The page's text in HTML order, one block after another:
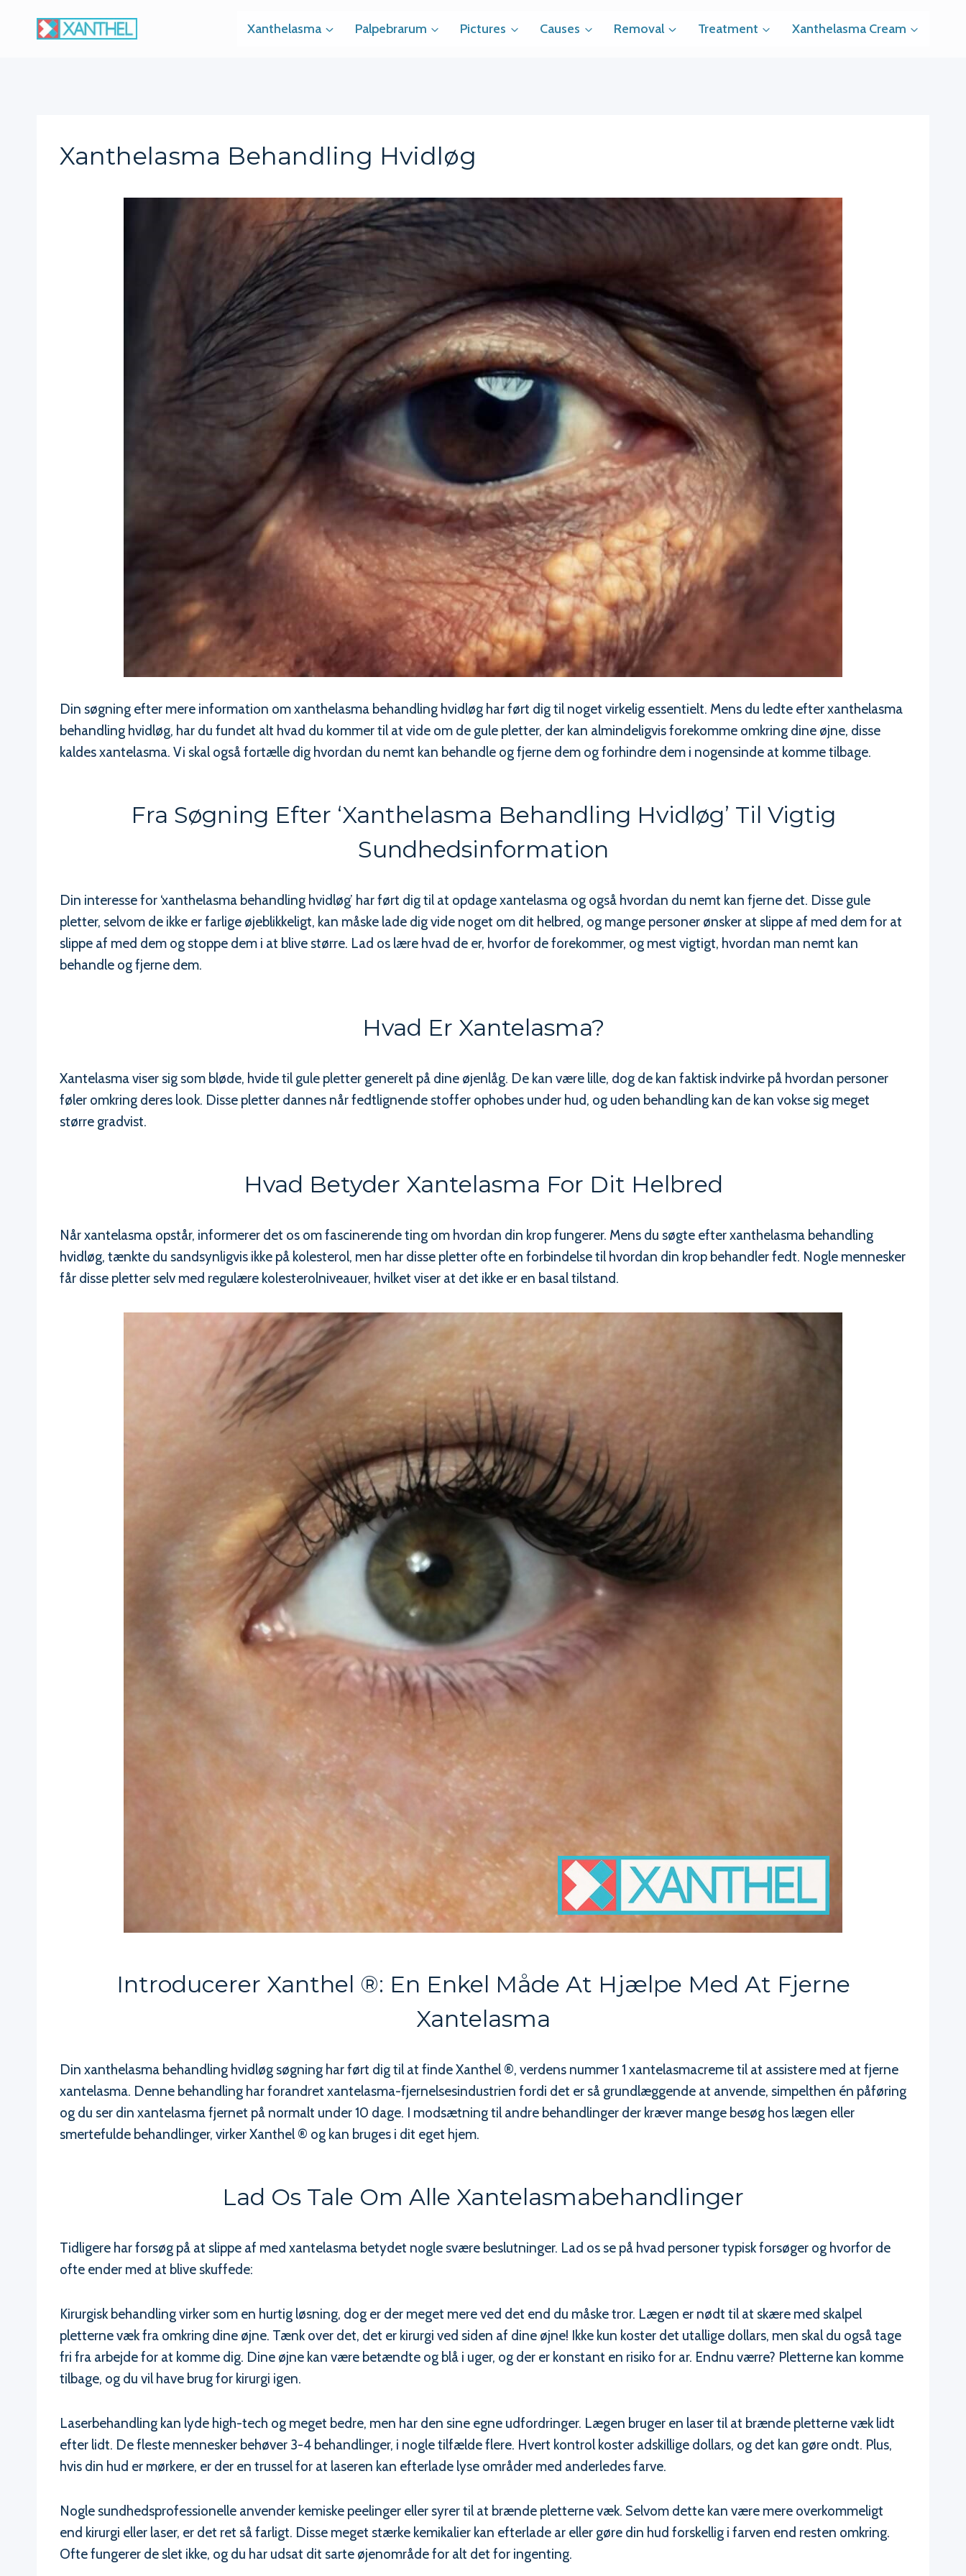
Xanthelasma Palpebrarum Pictures Causes Removal Treatment Xanthelasma Cream
Xanthelasma Behandling Hvidløg
Din søgning efter mere information om xanthelasma behandling hvidløg har ført dig til noget virkelig essentielt. Mens du ledte efter xanthelasma
behandling hvidløg, har du fundet alt hvad du kommer til at vide om de gule pletter, der kan almindeligvis forekomme omkring dine øjne, disse
kaldes xantelasma. Vi skal også fortælle dig hvordan du nemt kan behandle og fjerne dem og forhindre dem i nogensinde at komme tilbage.
Fra Søgning Efter ‘xanthelasma Behandling Hvidløg’ Til Vigtig
Sundhedsinformation
Din interesse for ‘xanthelasma behandling hvidløg’ har ført dig til at opdage xantelasma og også hvordan du nemt kan fjerne det. Disse gule
pletter, selvom de ikke er farlige øjeblikkeligt, kan måske lade dig vide noget om dit helbred, og mange personer ønsker at slippe af med dem for at
slippe af med dem og stoppe dem i at blive større. Lad os lære hvad de er, hvorfor de forekommer, og mest vigtigt, hvordan man nemt kan
behandle og fjerne dem.
Hvad Er Xantelasma?
Xantelasma viser sig som bløde, hvide til gule pletter generelt på dine øjenlåg. De kan være lille, dog de kan faktisk indvirke på hvordan personer
føler omkring deres look. Disse pletter dannes når fedtlignende stoffer ophobes under hud, og uden behandling kan de kan vokse sig meget
større gradvist.
Hvad Betyder Xantelasma For Dit Helbred
Når xantelasma opstår, informerer det os om fascinerende ting om hvordan din krop fungerer. Mens du søgte efter xanthelasma behandling
hvidløg, tænkte du sandsynligvis ikke på kolesterol, men har disse pletter ofte en forbindelse til hvordan din krop behandler fedt. Nogle mennesker
får disse pletter selv med regulære kolesterolniveauer, hvilket viser at det ikke er en basal tilstand.
Introducerer Xanthel ®: En Enkel Måde At Hjælpe Med At Fjerne
Xantelasma
Din xanthelasma behandling hvidløg søgning har ført dig til at finde Xanthel ®, verdens nummer 1 xantelasmacreme til at assistere med at fjerne
xantelasma. Denne behandling har forandret xantelasma-fjernelsesindustrien fordi det er så grundlæggende at anvende, simpelthen én påføring
og du ser din xantelasma fjernet på normalt under 10 dage. I modsætning til andre behandlinger der kræver mange besøg hos lægen eller
smertefulde behandlinger, virker Xanthel ® og kan bruges i dit eget hjem.
Lad Os Tale Om Alle Xantelasmabehandlinger
Tidligere har forsøg på at slippe af med xantelasma betydet nogle svære beslutninger. Lad os se på hvad personer typisk forsøger og hvorfor de
ofte ender med at blive skuffede:
Kirurgisk behandling virker som en hurtig løsning, dog er der meget mere ved det end du måske tror. Lægen er nødt til at skære med skalpel
pletterne væk fra omkring dine øjne. Tænk over det, det er kirurgi ved siden af dine øjne! Ikke kun koster det utallige dollars, men skal du også tage
fri fra arbejde for at komme dig. Dine øjne kan være betændte og blå i uger, og der er konstant en risiko for ar. Endnu værre? Pletterne kan komme
tilbage, og du vil have brug for kirurgi igen.
Laserbehandling kan lyde high-tech og meget bedre, men har den sine egne udfordringer. Lægen bruger en laser til at brænde pletterne væk lidt
efter lidt. De fleste mennesker behøver 3-4 behandlinger, i nogle tilfælde flere. Hvert kontrol koster adskillige dollars, og det kan gøre ondt. Plus,
hvis din hud er mørkere, er der en trussel for at laseren kan efterlade lyse områder med anderledes farve.
Nogle sundhedsprofessionelle anvender kemiske peelinger eller syrer til at brænde pletterne væk. Selvom dette kan være mere overkommeligt
end kirurgi eller laser, er det ret så farligt. Disse meget stærke kemikalier kan efterlade ar eller gøre din hud forskellig i farven end resten omkring.
Ofte fungerer de slet ikke, og du har udsat dit sarte øjenområde for alt det for ingenting.